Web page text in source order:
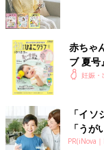
赤ちゃ
ブ 夏号
く！ お
妊娠・
「イ
「う
PR(iNova